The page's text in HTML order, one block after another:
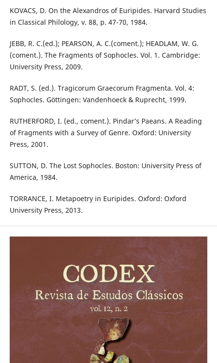
KOVACS, D. On the Alexandros of Euripides. Harvard Studies
in Classical Philology, v. 88, p. 47-70, 1984.
JEBB, R. C.(ed.); PEARSON, A. C.(coment.); HEADLAM, W. G.
(coment.). The Fragments of Sophocles. Vol. 1. Cambridge:
University Press, 2009.
RADT, S. (ed.). Tragicorum Graecorum Fragmenta. Vol. 4:
Sophocles. Göttingen: Vandenhoeck & Ruprecht, 1999.
RUTHERFORD, I. (ed., coment.). Pindar’s Paeans. A Reading
of Fragments with a Survey of Genre. Oxford: University
Press, 2001.
SUTTON, D. The Lost Sophocles. Boston: University Press of
America, 1984.
TORRANCE, I. Metapoetry in Euripides. Oxford: Oxford
University Press, 2013.